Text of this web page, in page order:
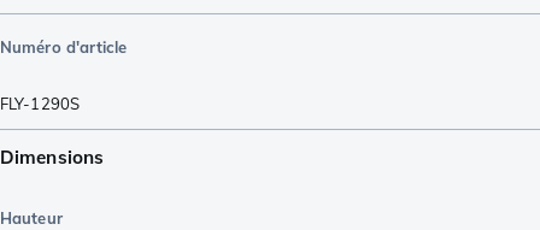
Numéro d'article
FLY-1290S
Dimensions
Hauteur